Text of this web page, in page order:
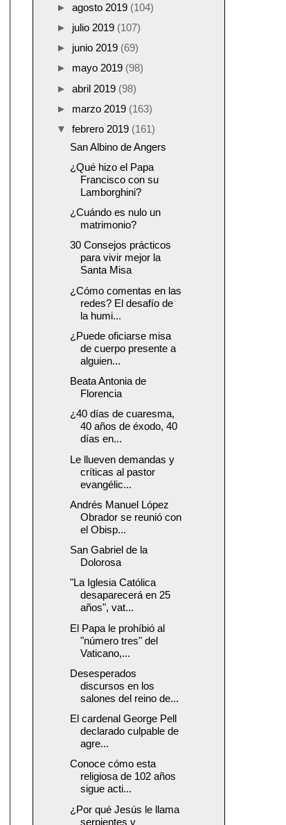
► agosto 2019 (104)
► julio 2019 (107)
► junio 2019 (69)
► mayo 2019 (98)
► abril 2019 (98)
► marzo 2019 (163)
▼ febrero 2019 (161)
San Albino de Angers
¿Qué hizo el Papa
Francisco con su
Lamborghini?
¿Cuándo es nulo un
matrimonio?
30 Consejos prácticos
para vivir mejor la
Santa Misa
¿Cómo comentas en las
redes? El desafío de
la humi...
¿Puede oficiarse misa
de cuerpo presente a
alguien...
Beata Antonia de
Florencia
¿40 días de cuaresma,
40 años de éxodo, 40
días en...
Le llueven demandas y
críticas al pastor
evangélic...
Andrés Manuel López
Obrador se reunió con
el Obisp...
San Gabriel de la
Dolorosa
"La Iglesia Católica
desaparecerá en 25
años", vat...
El Papa le prohíbió al
"número tres" del
Vaticano,...
Desesperados
discursos en los
salones del reino de...
El cardenal George Pell
declarado culpable de
agre...
Conoce cómo esta
religiosa de 102 años
sigue acti...
¿Por qué Jesús le llama
serpientes y